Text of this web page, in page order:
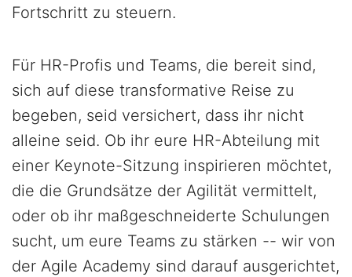
Fortschritt zu steuern.
Für HR-Profis und Teams, die bereit sind,
sich auf diese transformative Reise zu
begeben, seid versichert, dass ihr nicht
alleine seid. Ob ihr eure HR-Abteilung mit
einer Keynote-Sitzung inspirieren möchtet,
die die Grundsätze der Agilität vermittelt,
oder ob ihr maßgeschneiderte Schulungen
sucht, um eure Teams zu stärken -- wir von
der Agile Academy sind darauf ausgerichtet,